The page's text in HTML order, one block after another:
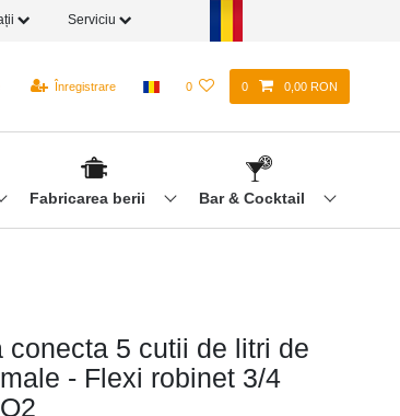
Serviciu
Înregistrare 0 0 0,00 RON
Fabricarea berii Bar & Cocktail
conecta 5 cutii de litri de
- Flexi robinet 3/4